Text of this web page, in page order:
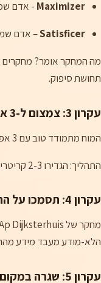
Maximizer - אדם
Satisficer– אדם שמחפש
תחושת סיפוק.
עקרון 3: צמצום ל-3 אפשרויות
המוח מתמודד טוב עם 3 אפשרויות. מעבר לכך, העומס הקוגניטיבי עולה משמעותית.
התהליך: הגדירו 2-3 קריטריונים בסיסיים (מחיר, דירוג, זמן), סננו ל-3 אפשרויות בלבד, בחרו את הראשונה שמרגישה נכון.
עקרון 4: תסמכו על התחושה הראשונה
הלא-מודע מעבד מידע
עקרון 5: שגרה במקום החלטה